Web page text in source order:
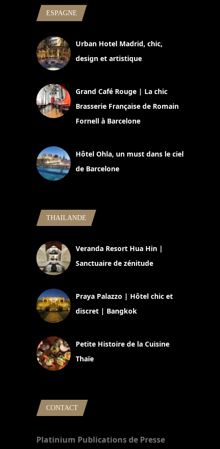
ESPAGNE
Urban Hotel Madrid, chic,
design et artistique
Grand Café Rouge | La chic
Brasserie Française de Romain
Fornell à Barcelone
Hôtel Ohla, un must dans le ciel
de Barcelone
THAILANDE
Veranda Resort Hua Hin |
Sanctuaire de zénitude
Praya Palazzo | Hôtel chic et
discret | Bangkok
Petite Histoire de la Cuisine
Thaïe
CONTACT
Platinium Publications de Presse